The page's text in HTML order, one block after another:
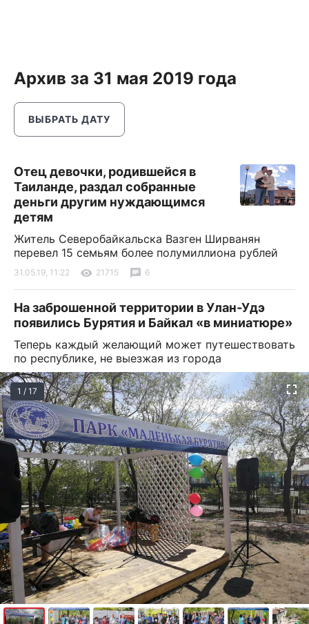
Архив за 31 мая 2019 года
ВЫБРАТЬ ДАТУ
Отец девочки, родившейся в
Таиланде, раздал собранные
деньги другим нуждающимся
детям
Житель Северобайкальска Вазген Ширванян
перевел 15 семьям более полумиллиона рублей
31.05.19, 11:22 21715 6
На заброшенной территории в Улан-Удэ
появились Бурятия и Байкал «в миниатюре»
Теперь каждый желающий может путешествовать
по республике, не выезжая из города
1 / 17